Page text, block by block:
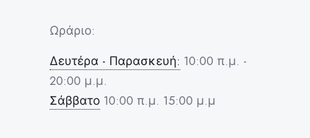
Ωράριο:
Δευτέρα - Παρασκευή: 10:00 π.μ. -
20:00 μ.μ.
Σάββατο 10:00 π.μ. 15:00 μ.μ